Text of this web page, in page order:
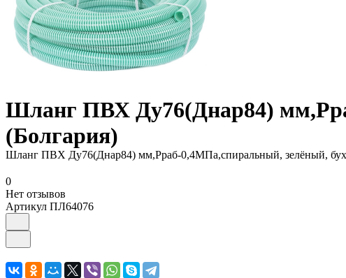
Шланг ПВХ Ду76(Днар84)
(Болгария)
Шланг ПВХ Ду76(Днар84) мм,Рраб-0,4МПа,спиральный, зелёный,
0
Нет отзывов
Артикул ПЛ64076